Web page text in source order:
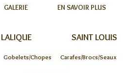
GALERIE EN SAVOIR PLUS
LALIQUE SAINT LOUIS
Gobelets/Chopes Carafes/Brocs/Seaux